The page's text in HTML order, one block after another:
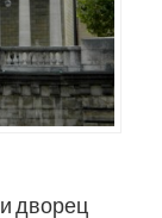
дворец